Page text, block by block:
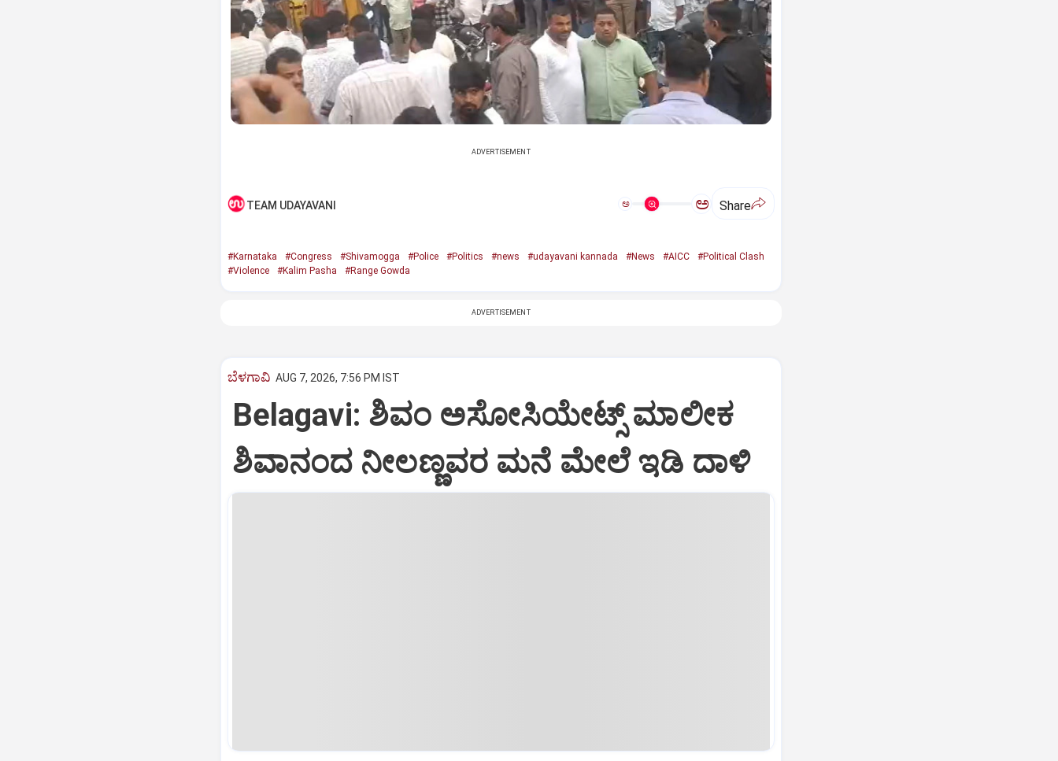
ADVERTISEMENT
TEAM UDAYAVANI ಅ ಅ Share
#Karnataka #Congress #Shivamogga #Police #Politics #news #udayavani kannada #News #AICC
#Political Clash
#Violence
#Kalim Pasha #Range Gowda
ADVERTISEMENT
ಬೆಳಗಾವಿ AUG 7, 2026, 7:56 PM IST
Belagavi: ಶಿವಂ ಅಸೋಸಿಯೇಟ್ಸ್ ಮಾಲೀಕ
ಶಿವಾನಂದ ನೀಲಣ್ಣವರ ಮನೆ ಮೇಲೆ ಇಡಿ‌ ದಾಳಿ